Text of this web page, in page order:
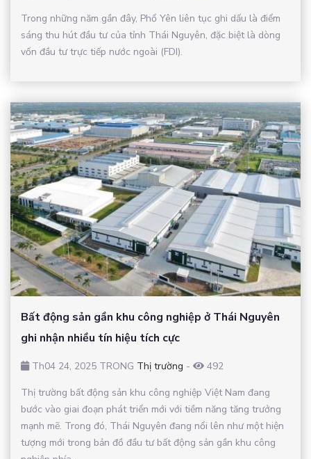
Trong những năm gần đây, Phổ Yên liên tục ghi dấu là điểm
sáng thu hút đầu tư của tỉnh Thái Nguyên, đặc biệt là dòng
vốn đầu tư trực tiếp nước ngoài (FDI).
Bất động sản gần khu công nghiệp ở Thái Nguyên
ghi nhận nhiều tín hiệu tích cực
Th04 24, 2025 TRONG Thị trường -
492
Thị trường bất động sản khu công nghiệp Việt Nam đang
bước vào giai đoạn phát triển mới với tiềm năng tăng trưởng
mạnh mẽ. Trong đó, Thái Nguyên đang nổi lên như một hiện
tượng mới trong bản đồ đầu tư bất động sản gần khu công